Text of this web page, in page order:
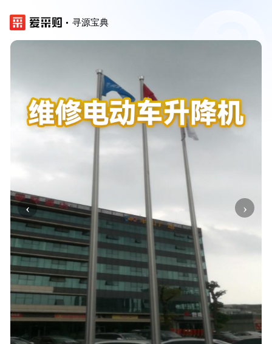
寻源宝典
‹ ›